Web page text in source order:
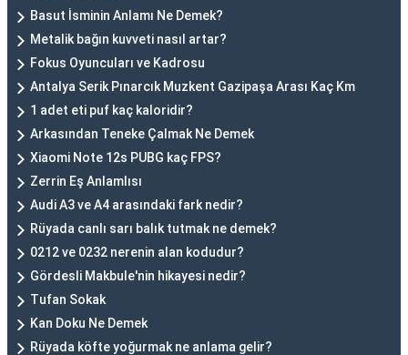
Basut İsminin Anlamı Ne Demek?
Metalik bağın kuvveti nasıl artar?
Fokus Oyuncuları ve Kadrosu
Antalya Serik Pınarcık Muzkent Gazipaşa Arası Kaç Km
1 adet eti puf kaç kaloridir?
Arkasından Teneke Çalmak Ne Demek
Xiaomi Note 12s PUBG kaç FPS?
Zerrin Eş Anlamlısı
Audi A3 ve A4 arasındaki fark nedir?
Rüyada canlı sarı balık tutmak ne demek?
0212 ve 0232 nerenin alan kodudur?
Gördesli Makbule'nin hikayesi nedir?
Tufan Sokak
Kan Doku Ne Demek
Rüyada köfte yoğurmak ne anlama gelir?